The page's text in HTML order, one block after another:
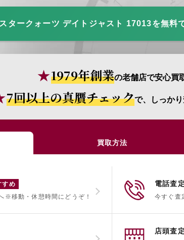
タークォーツ デイトジャスト 17013を無料
1979年創業の老舗店で安心買
7回以上の真贋チェックで、しっかり
買取方法
すめ
※移動・休憩時間にどうぞ！
電話査
今すぐ査
店頭査